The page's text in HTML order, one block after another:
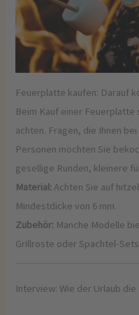
Feuerplatte kaufen: Darauf
Beim Kauf einer Feuerplatte
achten. Fragen, die Ihnen
Personen möchten Sie
gesellige Runden, kleinere
Material: Achten Sie auf
Mindestdicke von 6 mm.
Zubehör: Manche Modelle
Grillroste oder Spachtel-
Interview: Wie der Urlaub